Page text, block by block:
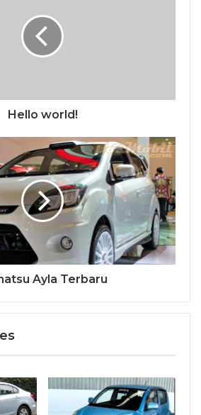
Hello world!
Ayla Terbaru